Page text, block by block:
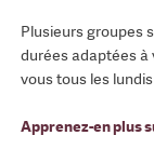
Plusieurs groupes
durées adaptées à
vous tous les
Apprenez-en plus